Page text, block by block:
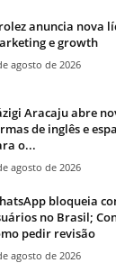
anuncia nova
e growth
agosto de 2026
Aracaju abre
de inglês e
o...
agosto de 2026
bloqueia
no Brasil;
pedir revisão
agosto de 2026